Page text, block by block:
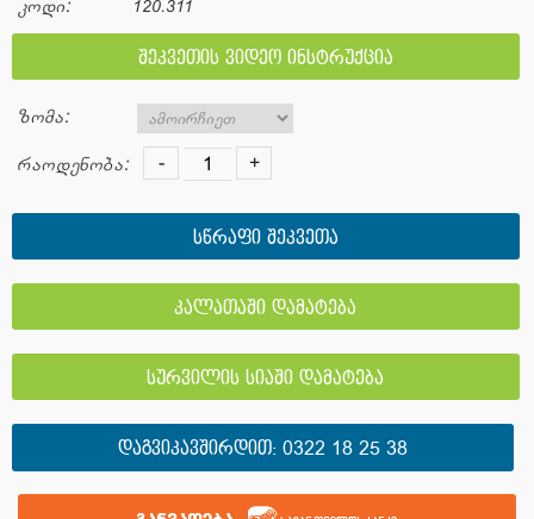
კოდი: 120.311
შეკვეთის ვიდეო ინსტრუქცია
ზომა:
რაოდენობა: - +
სწრაფი შეკვეთა
კალათაში დამატება
სურვილის სიაში დამატება
ᲓᲐᲒᲕᲘᲙᲐᲕᲨᲘᲠᲓᲘᲗ:0322 18 25 38